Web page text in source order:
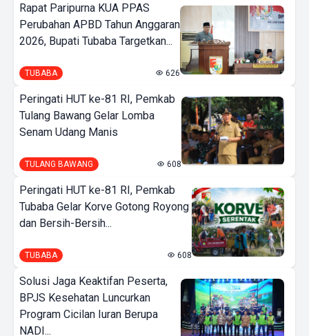
Rapat Paripurna KUA PPAS
Perubahan APBD Tahun Anggaran
2026, Bupati Tubaba Targetkan...
TUBABA 626
Peringati HUT ke-81 RI, Pemkab
Tulang Bawang Gelar Lomba
Senam Udang Manis
TULANG BAWANG 608
Peringati HUT ke-81 RI, Pemkab
Tubaba Gelar Korve Gotong Royong
dan Bersih-Bersih...
TUBABA 608
Solusi Jaga Keaktifan Peserta,
BPJS Kesehatan Luncurkan
Program Cicilan Iuran Berupa
NADI...